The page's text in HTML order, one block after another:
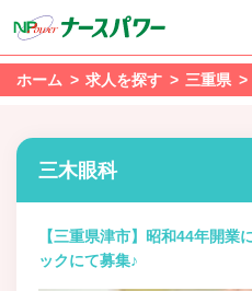
ホーム 求人を探す 三重県
三木眼科
【三重県津市】昭和44年開業
ックにて募集♪